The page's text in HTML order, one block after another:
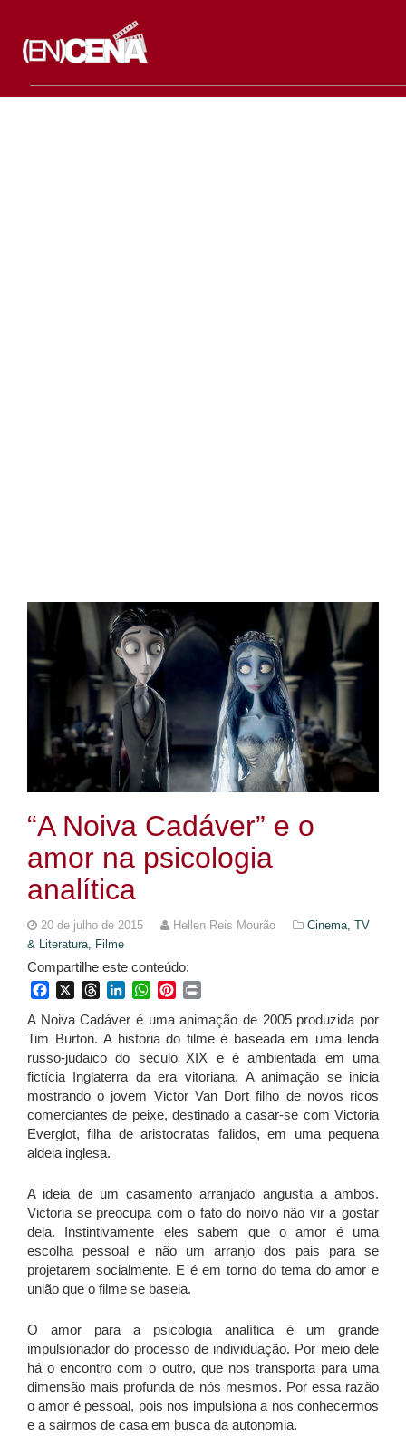
“A Noiva Cadáver” e o
amor na psicologia
analítica
20 de julho de 2015 Hellen Reis Mourão
Cinema, TV
& Literatura, Filme
Compartilhe este conteúdo:
FacebookThreadsLinkedInWhatsApp
Pinterest
A Noiva Cadáver é uma animação de 2005 produzida por
Tim Burton. A historia do filme é baseada em uma lenda
russo-judaico do século XIX e é ambientada em uma
fictícia Inglaterra da era vitoriana. A animação se inicia
mostrando o jovem Victor Van Dort filho de novos ricos
comerciantes de peixe, destinado a casar-se com Victoria
Everglot, filha de aristocratas falidos, em uma pequena
aldeia inglesa.
A ideia de um casamento arranjado angustia a ambos.
Victoria se preocupa com o fato do noivo não vir a gostar
dela. Instintivamente eles sabem que o amor é uma
escolha pessoal e não um arranjo dos pais para se
projetarem socialmente. E é em torno do tema do amor e
união que o filme se baseia.
O amor para a psicologia analítica é um grande
impulsionador do processo de individuação. Por meio dele
há o encontro com o outro, que nos transporta para uma
dimensão mais profunda de nós mesmos. Por essa razão
o amor é pessoal, pois nos impulsiona a nos conhecermos
e a sairmos de casa em busca da autonomia.